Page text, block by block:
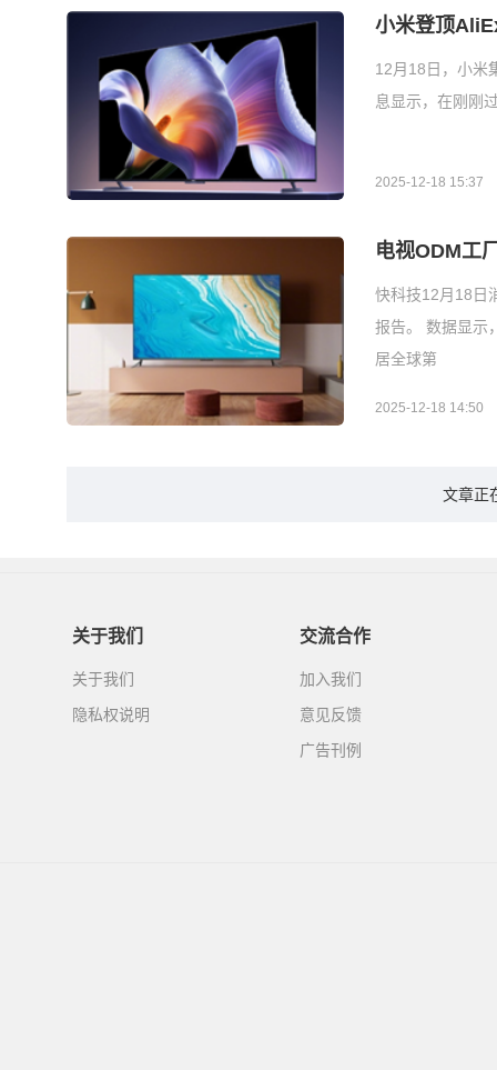
小米登顶
12月18日，小米
息显示，在刚刚
2025-12-18 15:37
电视ODM工
快科技12月18日
报告。 数据显示
居全球第
2025-12-18 14:50
文章正
关于我们
关于我们
隐私权说明
交流合作
加入我们
意见反馈
广告刊例